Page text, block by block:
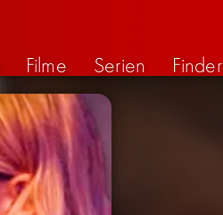
Filme Serien Finder